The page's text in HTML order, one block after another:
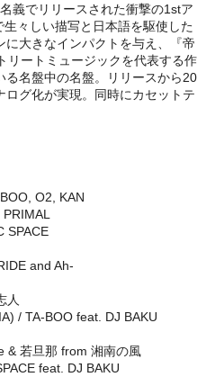
義でリリースされた衝撃の1stア
々しい描写と日本語を駆使した
大きなインパクトを与え、『帝
リートミュージックを代表する作
る名盤中の名盤。リリースから20
グ化が実現。同時にカセットテ
O2, KAN
SPACE
and Ah-
人
/ TA-BOO feat. DJ BAKU
& 若旦那 from 湘南の風
feat. DJ BAKU